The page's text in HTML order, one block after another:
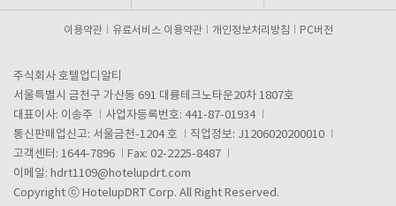
이용약관 유료서비스 이용약관 개인정보처리방침 PC버전
주식회사 호텔업디알티
서울특별시 금천구 가산동 691 대륭테크노타운20차 1807호
대표이사: 이송주
사업자등록번호: 441-87-01934
통신판매업신고: 서울금천-1204 호
직업정보: J1206020200010
고객센터: 1644-7896
Fax: 02-2225-8487
이메일: hdrt1109@hotelupdrt.com
Copyright ⓒ HotelupDRT Corp. All Right Reserved.